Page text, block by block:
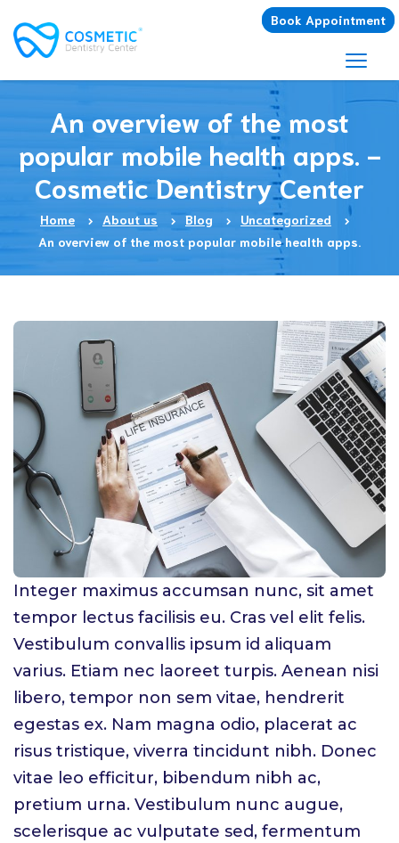
Book Appointment
An overview of the most
popular mobile health apps. -
Cosmetic Dentistry Center
Home About us Blog
Uncategorized
An overview of the most popular mobile health apps.
Integer maximus accumsan nunc, sit amet
tempor lectus facilisis eu. Cras vel elit felis.
Vestibulum convallis ipsum id aliquam
varius. Etiam nec laoreet turpis. Aenean nisi
libero, tempor non sem vitae, hendrerit
egestas ex. Nam magna odio, placerat ac
risus tristique, viverra tincidunt nibh. Donec
vitae leo efficitur, bibendum nibh ac,
pretium urna. Vestibulum nunc augue,
scelerisque ac vulputate sed, fermentum